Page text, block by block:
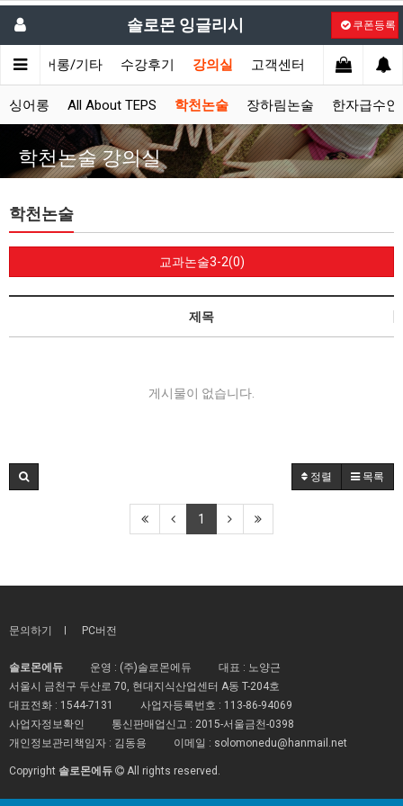
솔로몬 잉글리시 쿠폰등록
싱어롱/기타 수강후기 강의실 고객센터
싱어롱 All About TEPS 학천논술 장하림논술 한자급수인
학천논술 강의실
학천논술
교과논술3-2(0)
제목
게시물이 없습니다.
정렬 목록
1
문의하기 PC버전
솔로몬에듀 운영 : (주)솔로몬에듀
대표 : 노양근
서울시 금천구 두산로 70, 현대지식산업센터 A동 T-204호
대표전화 : 1544-7131 사업자등록번호 : 113-86-94069
사업자정보확인
통신판매업신고 : 2015-서울금천-0398
개인정보관리책임자 : 김동용
이메일 : solomonedu@hanmail.net
Copyright 솔로몬에듀 All rights reserved.